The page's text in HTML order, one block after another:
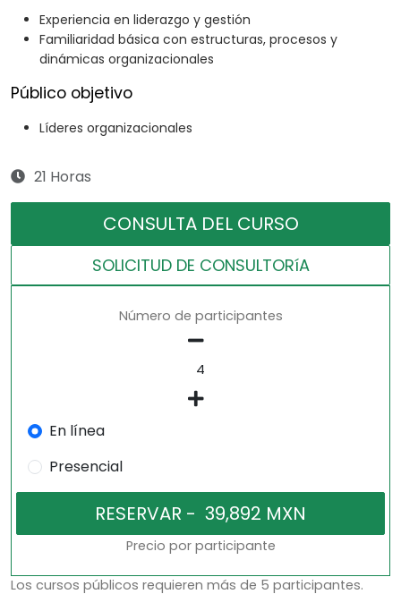
Experiencia en liderazgo y gestión
Familiaridad básica con estructuras, procesos y
dinámicas organizacionales
Público objetivo
Líderes organizacionales
21 Horas
CONSULTA DEL CURSO
SOLICITUD DE CONSULTORíA
Número de participantes
En línea
Presencial
Precio por participante
Los cursos públicos requieren más de 5 participantes.